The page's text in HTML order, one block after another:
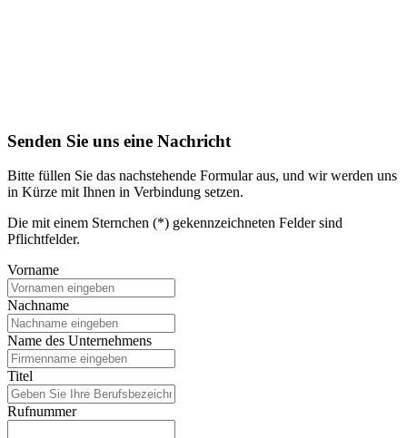
Senden Sie uns eine Nachricht
Bitte füllen Sie das nachstehende Formular aus, und wir werden uns
in Kürze mit Ihnen in Verbindung setzen.
Die mit einem Sternchen (*) gekennzeichneten Felder sind
Pflichtfelder.
Vorname
Nachname
Name des Unternehmens
Titel
Rufnummer